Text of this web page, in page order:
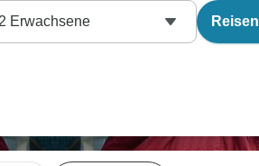
2 Erwachsene